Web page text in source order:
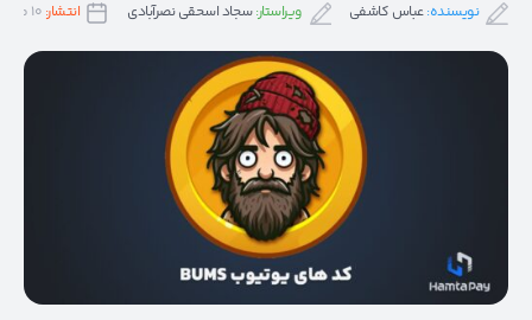
نویسنده:عباس کاشفی ویراستار:سجاد اسحقی نصرآبادی انتشار: